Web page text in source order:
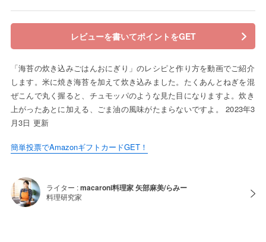
レビューを書いてポイントをGET
「海苔の炊き込みごはんおにぎり」のレシピと作り方を動画でご紹介
します。米に焼き海苔を加えて炊き込みました。たくあんとねぎを混
ぜこんで丸く握ると、チュモッパのような見た目になりますよ。炊き
上がったあとに加える、ごま油の風味がたまらないですよ。 2023年3
月3日 更新
簡単投票でAmazonギフトカードGET！
ライター :macaroni料理家 矢部麻美/らみー
料理研究家